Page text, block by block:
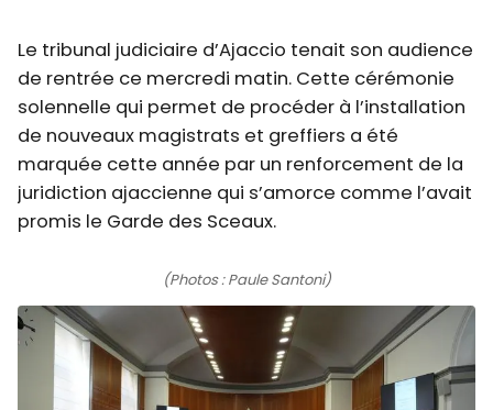
Le tribunal judiciaire d’Ajaccio tenait son audience
de rentrée ce mercredi matin. Cette cérémonie
solennelle qui permet de procéder à l’installation
de nouveaux magistrats et greffiers a été
marquée cette année par un renforcement de la
juridiction ajaccienne qui s’amorce comme l’avait
promis le Garde des Sceaux.
(Photos : Paule Santoni)